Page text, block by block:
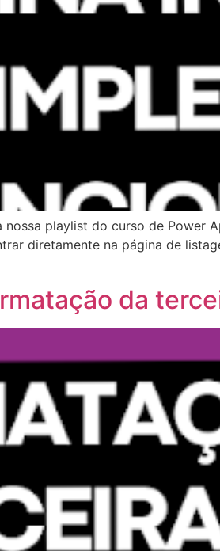
playlist do curso de Power
diretamente na página de
da